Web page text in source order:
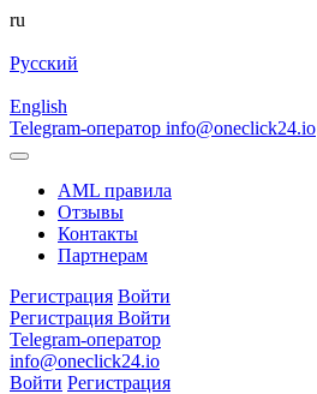
ru
Русский
English
Telegram-оператор info@oneclick24.io
AML правила
Отзывы
Контакты
Партнерам
Регистрация Войти
Регистрация Войти
Telegram-оператор
info@oneclick24.io
Войти Регистрация